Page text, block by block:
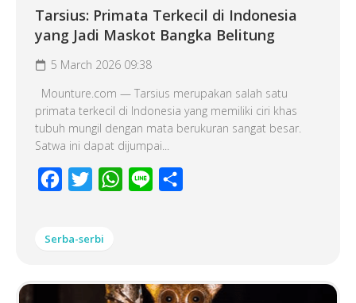
Tarsius: Primata Terkecil di Indonesia
yang Jadi Maskot Bangka Belitung
5 March 2026 09:38
Mounture.com — Tarsius merupakan salah satu
primata terkecil di Indonesia yang memiliki ciri khas
tubuh mungil dengan mata berukuran sangat besar.
Satwa ini dapat dijumpai...
Facebook
Twitter WhatsApp
Line
Serba-serbi